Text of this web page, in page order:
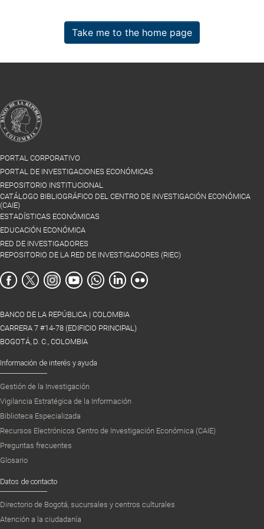
Take me to the home page
PORTAL CORPORATIVO
PORTAL DE INVESTIGACIONES ECONÓMICAS
REPOSITORIO INSTITUCIONAL
CATÁLOGO BIBLIOGRÁFICO DEL CENTRO DE INVESTIGACIÓN ECONÓMICA
(CAIE)
ESTADÍSTICAS ECONÓMICAS
EDUCACIÓN ECONÓMICA
RED DE INVESTIGADORES
REPOSITORIO DE LA RED DE INVESTIGADORES (RIEC)
BANCO DE LA REPÚBLICA | COLOMBIA
CARRERA 7 #14-78 (EDIFICIO PRINCIPAL)
BOGOTÁ, D. C., COLOMBIA
Información de interés y ayuda
Gestión de la Investigación
Vigilancia Estratégica de la Información
Biblioteca Especializada
Recursos Electrónicos Centro de Investigación Económica (CAIE)
Preguntas frecuentes
Glosario
Datos de contacto
Directorio de Bogotá, sucursales y centros culturales
Atención a la ciudadanía